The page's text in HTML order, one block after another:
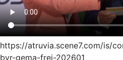
https://atruvia.scene7.com/is/
bvr-gema-frei-202601